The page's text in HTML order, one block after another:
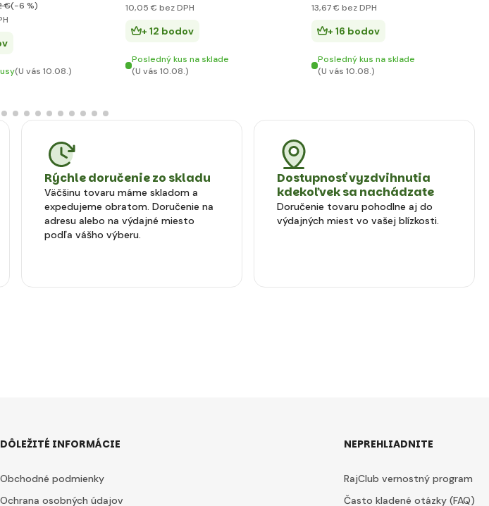
€(-6 %)
(U vás 10.08.)
10,05 € bez DPH
+ 12 bodov
Posledný kus na sklade
(U vás 10.08.)
13,67 € bez DPH
+ 16 bodov
Posledný kus na sklade
(U vás 10.08.)
Rýchle doručenie zo skladu
Väčšinu tovaru máme skladom a
expedujeme obratom. Doručenie na
adresu alebo na výdajné miesto
podľa vášho výberu.
Dostupnosť vyzdvihnutia
kdekoľvek sa nachádzate
Doručenie tovaru pohodlne aj do
výdajných miest vo vašej blízkosti.
DÔLEŽITÉ INFORMÁCIE
Obchodné podmienky
Ochrana osobných údajov
NEPREHLIADNITE
RajClub vernostný program
Často kladené otázky (FAQ)